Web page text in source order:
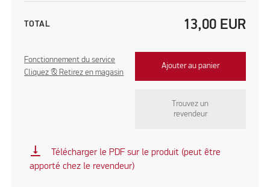
TOTAL 13,00 EUR
Fonctionnement du service
Cliquez & Retirez en magasin
Ajouter au panier
Trouvez un
revendeur
vertical_align_bottom
Télécharger le PDF sur le produit (peut être
apporté chez le revendeur)